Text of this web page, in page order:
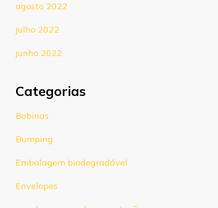
agosto 2022
julho 2022
junho 2022
Categorias
Bobinas
Bumping
Embalagem biodegradável
Envelopes